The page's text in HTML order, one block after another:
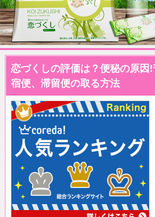
恋づくしの評価は？便秘の原因
宿便、滞留便の取る方法